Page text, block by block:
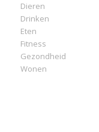
Dieren
Drinken
Eten
Fitness
Gezondheid
Wonen